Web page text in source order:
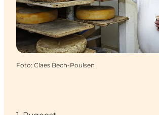
Foto: Claes Bech-Poulsen